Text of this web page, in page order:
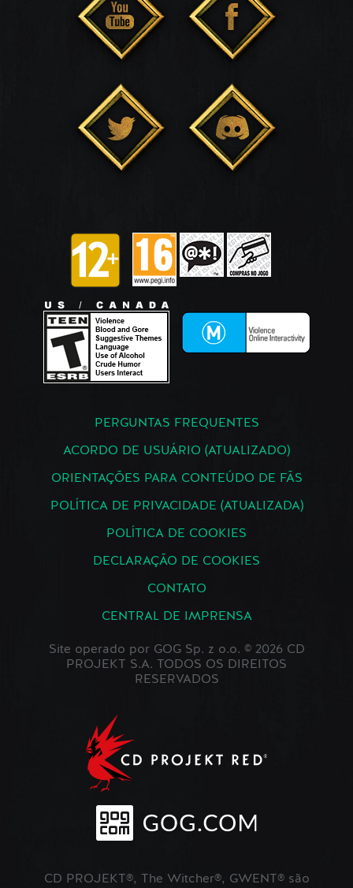
PERGUNTAS FREQUENTES
ACORDO DE USUÁRIO (ATUALIZADO)
ORIENTAÇÕES PARA CONTEÚDO DE FÃS
POLÍTICA DE PRIVACIDADE (ATUALIZADA)
POLÍTICA DE COOKIES
DECLARAÇÃO DE COOKIES
CONTATO
CENTRAL DE IMPRENSA
Site operado por GOG Sp. z o.o. © 2026 CD
PROJEKT S.A. TODOS OS DIREITOS
RESERVADOS
CD PROJEKT®, The Witcher®, GWENT® são